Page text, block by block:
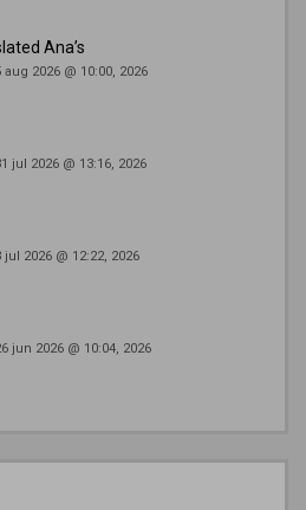
Ana’s
aug 2026 @ 10:00, 2026
jul 2026 @ 13:16, 2026
jul 2026 @ 12:22, 2026
jun 2026 @ 10:04, 2026